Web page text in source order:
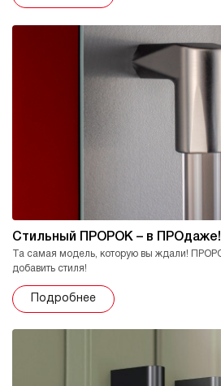
Стильный ПРОРОК – в ПРОдаже!
Та самая модель, которую вы ждали!
добавить стиля!
Подробнее